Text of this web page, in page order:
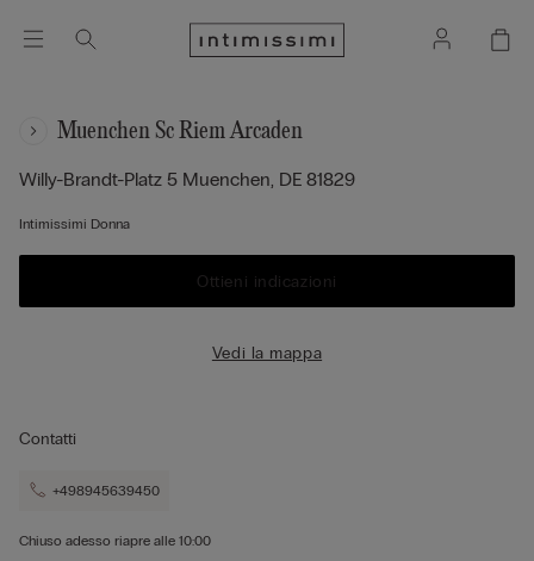
Muenchen Sc Riem Arcaden
Willy-Brandt-Platz 5 Muenchen, DE 81829
Intimissimi Donna
Ottieni indicazioni
Vedi la mappa
Contatti
+498945639450
Chiuso adesso riapre alle 10:00